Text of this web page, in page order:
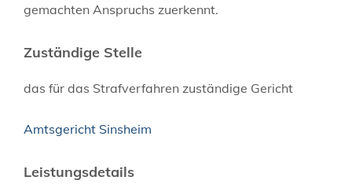
gemachten Anspruchs zuerkennt.
Zuständige Stelle
das für das Strafverfahren zuständige Gericht
Amtsgericht Sinsheim
Leistungsdetails